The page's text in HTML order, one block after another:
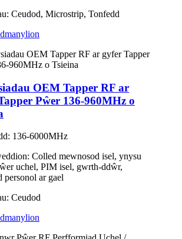
Ceudod, Microstrip, Tonfedd
manylion
OEM Tapper RF ar
Pŵer 136-960MHz o
136-6000MHz
Colled mewnosod isel, ynysu
uchel, PIM isel, gwrth-ddŵr,
personol ar gael
Ceudod
manylion